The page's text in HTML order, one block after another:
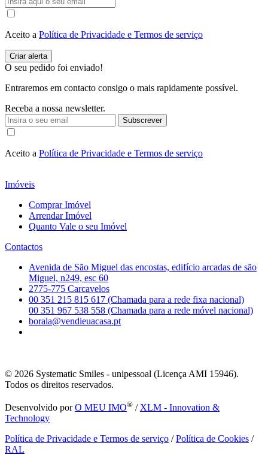
Aceito a Política de Privacidade e Termos de serviço
O seu pedido foi enviado!
Entraremos em contacto consigo o mais rapidamente possível.
Receba a nossa newsletter.
Subscrever
Aceito a Política de Privacidade e Termos de serviço
Imóveis
Comprar Imóvel
Arrendar Imóvel
Quanto Vale o seu Imóvel
Contactos
Avenida de São Miguel das encostas, edifício arcadas de são
Miguel, n249, esc 60
2775-775 Carcavelos
00 351 215 815 617 (Chamada para a rede fixa nacional)
00 351 967 538 558 (Chamada para a rede móvel nacional)
borala@vendieuacasa.pt
© 2026 Systematic Smiles - unipessoal (Licença AMI 15946).
Todos os direitos reservados.
Desenvolvido porO MEU IMO® / XLM - Innovation &
Technology
Política de Privacidade e Termos de serviço /Política de Cookies /
RAL